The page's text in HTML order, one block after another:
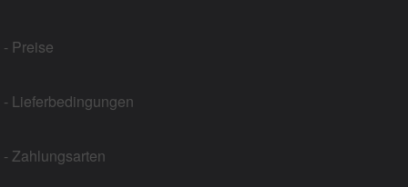
- Preise
- Lieferbedingungen
- Zahlungsarten